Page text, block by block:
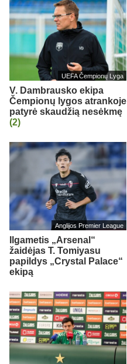
UEFA Čempionų Lyga
V. Dambrausko ekipa
Čempionų lygos atrankoje
patyrė skaudžią nesėkmę
(2)
Anglijos Premier League
Ilgametis „Arsenal“
žaidėjas T. Tomiyasu
papildys „Crystal Palace“
ekipą